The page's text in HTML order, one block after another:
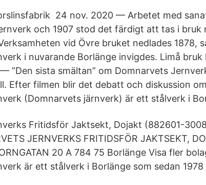
24 nov. 2020 — Arbetet med
och 1907 stod det färdigt att tas i bruk
vid Övre bruket nedlades 1878,
i nuvarande Borlänge invigdes. Limå bruk
”Den sista smältan” om Domnarvets
Efter filmen blir det debatt och diskussion
(Domnarvets järnverk) är ett stålverk i
Fritidsför Jaktsekt, Dojakt (882601-
JERNVERKS FRITIDSFÖR JAKTSEKT,
20 A 784 75 Borlänge Visa fler
är ett stålverk i Borlänge som sedan 1978